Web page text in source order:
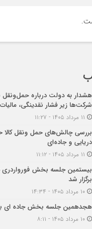
هشدار به دولت درباره حمل‌ونقل
شرکت‌ها زیر فشار نقدینگی،
بررسی چالش‌های حمل ونقل کالا
دریایی و جاده‌ای
بیستمین جلسه بخش فورواردری
برگزار شد
۱۰ مرداد ۱۴۰۵ - ۱۴:۳۴
هجدهمین جلسه بخش جاده ای
۱۰ مرداد ۱۴۰۵ - ۸:۱۱